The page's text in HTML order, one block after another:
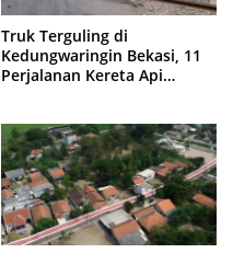
Truk Terguling di
Kedungwaringin Bekasi, 11
Perjalanan Kereta Api